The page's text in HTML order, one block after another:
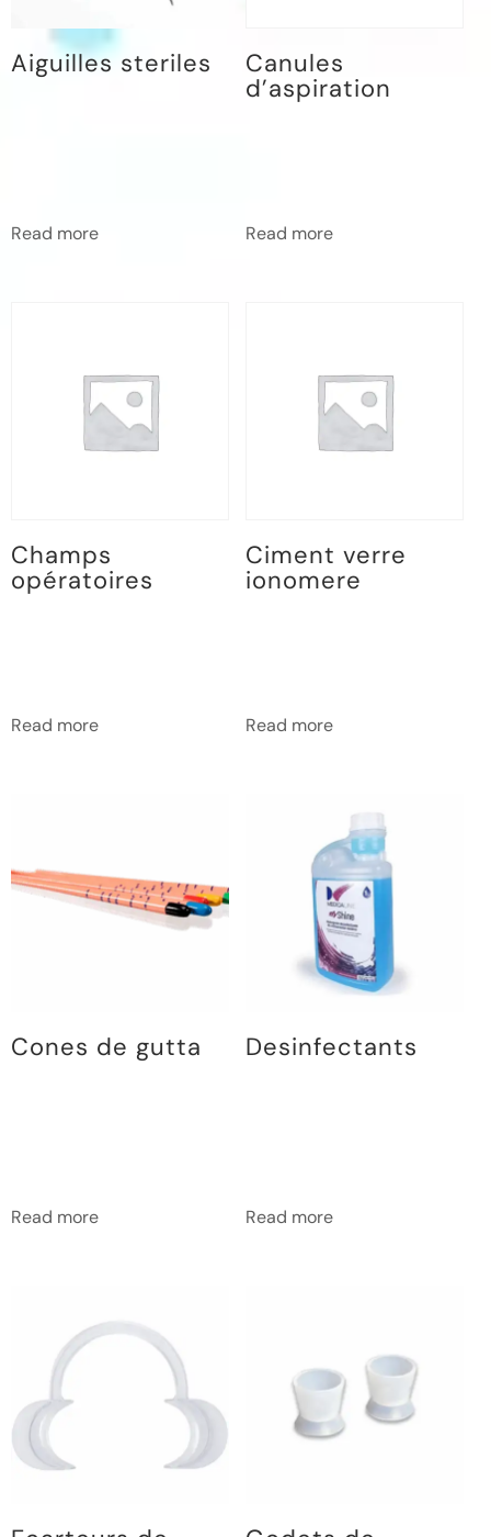
Aiguilles steriles
Read more
Canules
d’aspiration
Read more
Champs
opératoires
Read more
Ciment verre
ionomere
Read more
Cones de gutta
Read more
Desinfectants
Read more